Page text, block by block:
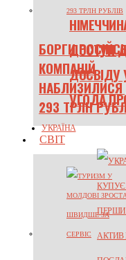
БОРГИ
КОМПАНІЙ
293 ТРЛН
СВІТ
ДОСТУП
ДОСВІДУ
УГОДА
УКРАЇНА